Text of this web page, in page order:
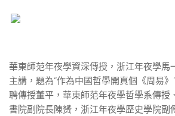
華東師范年夜學資深傳授，浙江年夜學馬
主講，題為“作為中國哲學開真個《周易
聘傳授董平，華東師范年夜學哲學系傳授
書院副院長陳赟，浙江年夜學歷史學院副